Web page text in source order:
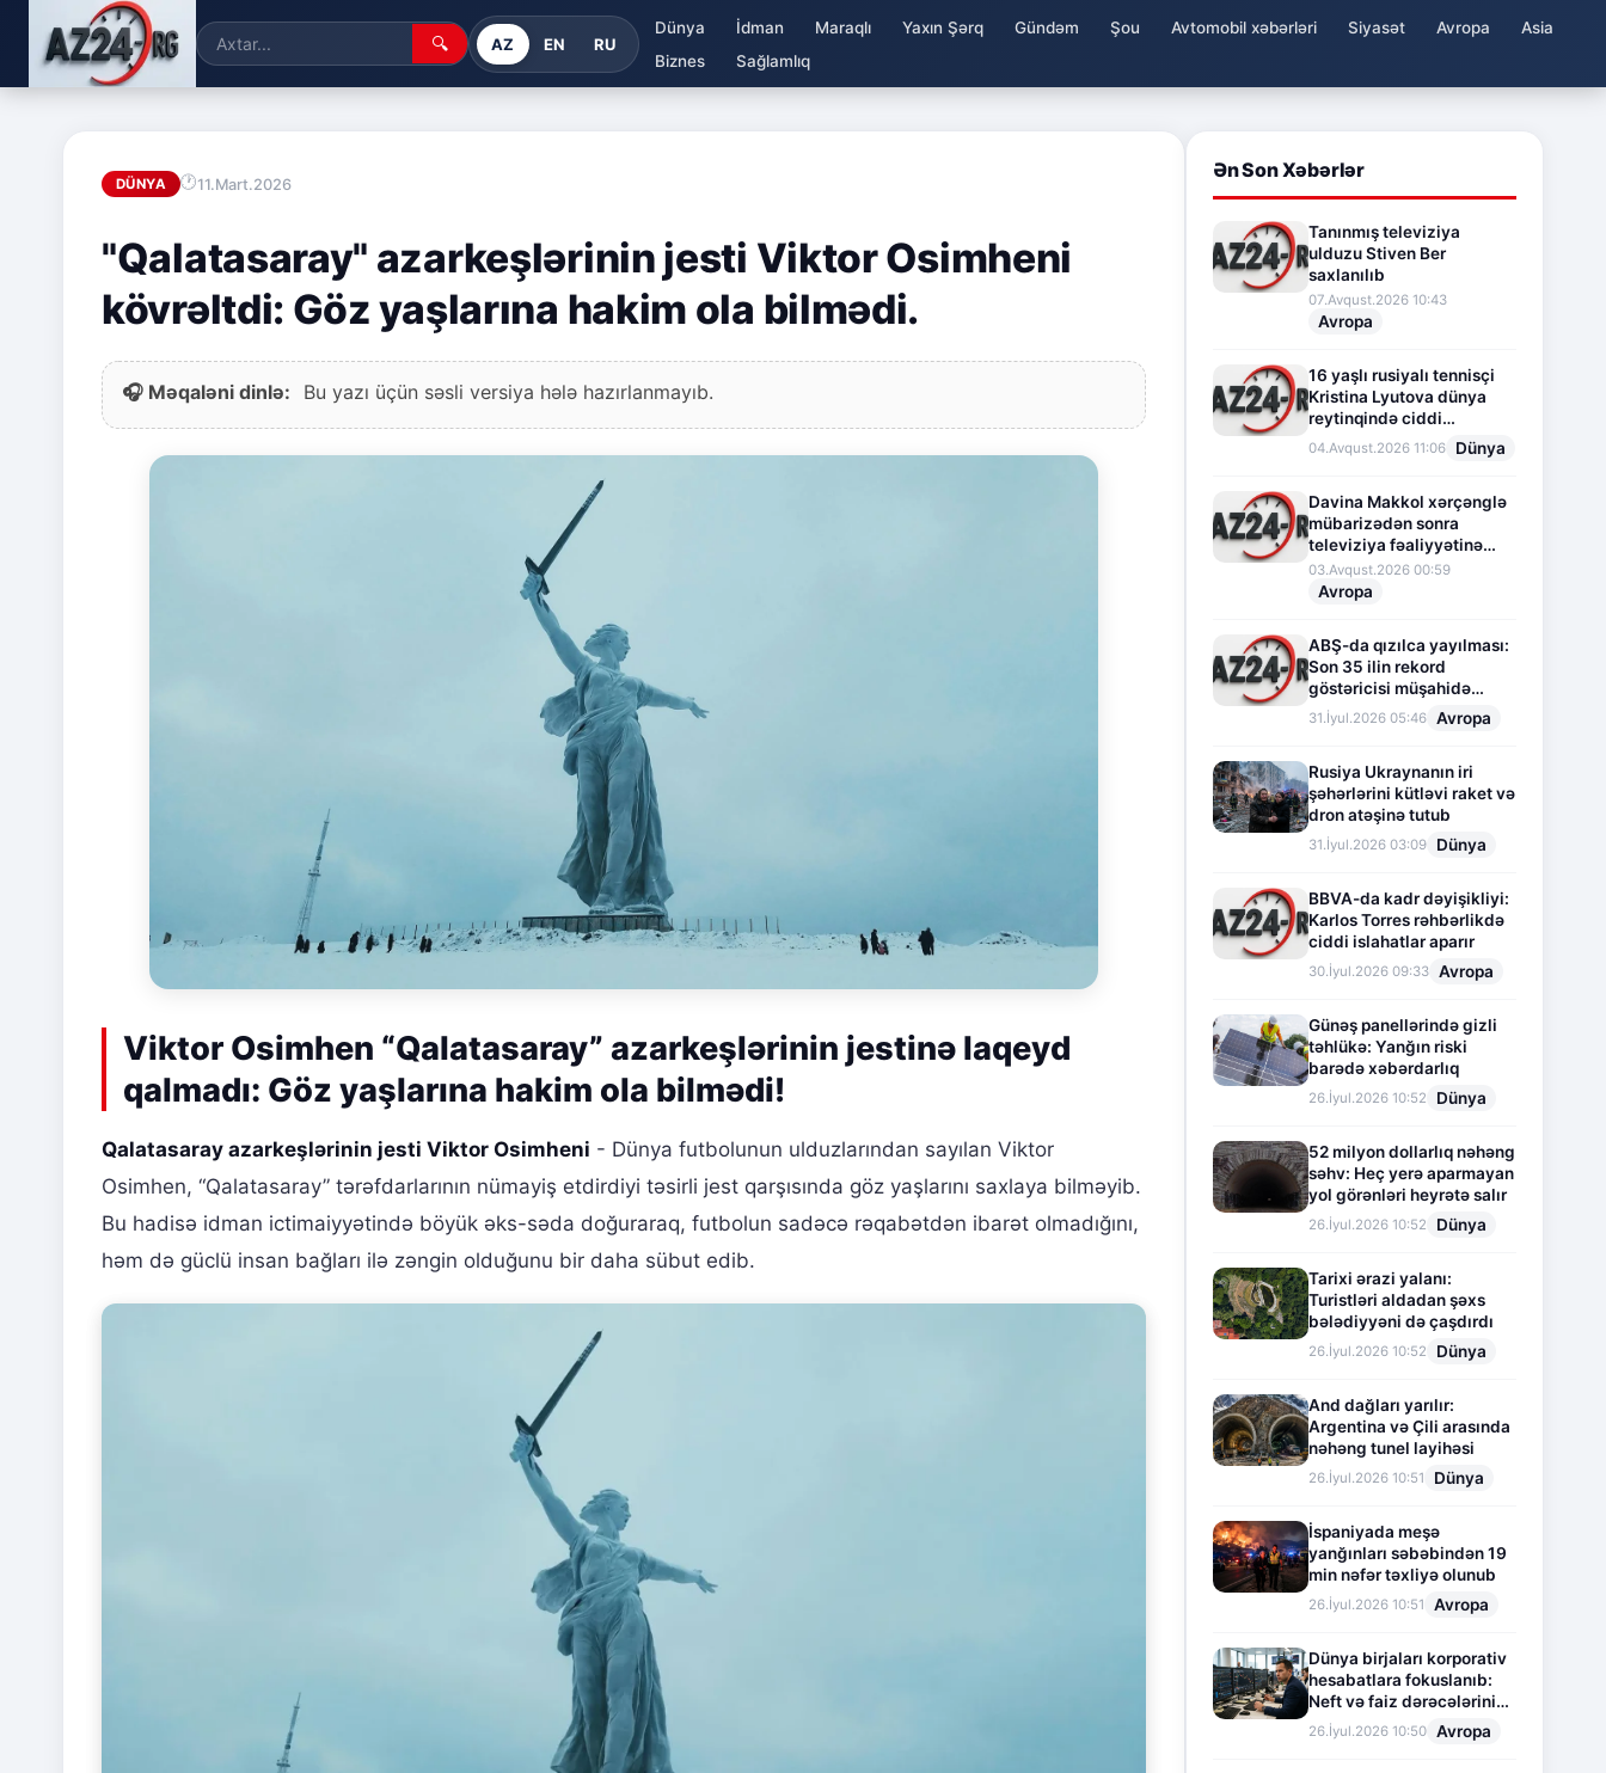
🔍 AZ EN RU
Dünya İdman Maraqlı Yaxın Şərq Gündəm Şou Avtomobil xəbərləri Siyasət Avropa
Asia
Biznes
Sağlamlıq
DÜNYA 11.Mart.2026
"Qalatasaray" azarkeşlərinin jesti Viktor Osimheni
kövrəltdi: Göz yaşlarına hakim ola bilmədi.
🎧 Məqaləni dinlə: Bu yazı üçün səsli versiya hələ hazırlanmayıb.
Viktor Osimhen “Qalatasaray” azarkeşlərinin jestinə laqeyd
qalmadı: Göz yaşlarına hakim ola bilmədi!
Qalatasaray azarkeşlərinin jesti Viktor Osimheni - Dünya futbolunun ulduzlarından sayılan Viktor
Osimhen, “Qalatasaray” tərəfdarlarının nümayiş etdirdiyi təsirli jest qarşısında göz yaşlarını saxlaya bilməyib.
Bu hadisə idman ictimaiyyətində böyük əks-səda doğuraraq, futbolun sadəcə rəqabətdən ibarət olmadığını,
həm də güclü insan bağları ilə zəngin olduğunu bir daha sübut edib.
Ən Son Xəbərlər
Tanınmış televiziya
ulduzu Stiven Ber
saxlanılıb
07.Avqust.2026 10:43
Avropa
16 yaşlı rusiyalı tennisçi
Kristina Lyutova dünya
reytinqində ciddi
irəliləyişə imza atdı
04.Avqust.2026 11:06 Dünya
Davina Makkol xərçənglə
mübarizədən sonra
televiziya fəaliyyətinə
fasilə verir
03.Avqust.2026 00:59
Avropa
ABŞ-da qızılca yayılması:
Son 35 ilin rekord
göstəricisi müşahidə
olunur
31.İyul.2026 05:46 Avropa
Rusiya Ukraynanın iri
şəhərlərini kütləvi raket və
dron atəşinə tutub
31.İyul.2026 03:09 Dünya
BBVA-da kadr dəyişikliyi:
Karlos Torres rəhbərlikdə
ciddi islahatlar aparır
30.İyul.2026 09:33 Avropa
Günəş panellərində gizli
təhlükə: Yanğın riski
barədə xəbərdarlıq
26.İyul.2026 10:52 Dünya
52 milyon dollarlıq nəhəng
səhv: Heç yerə aparmayan
yol görənləri heyrətə salır
26.İyul.2026 10:52 Dünya
Tarixi ərazi yalanı:
Turistləri aldadan şəxs
bələdiyyəni də çaşdırdı
26.İyul.2026 10:52 Dünya
And dağları yarılır:
Argentina və Çili arasında
nəhəng tunel layihəsi
26.İyul.2026 10:51 Dünya
İspaniyada meşə
yanğınları səbəbindən 19
min nəfər təxliyə olunub
26.İyul.2026 10:51 Avropa
Dünya birjaları korporativ
hesabatlara fokuslanıb:
Neft və faiz dərəcələrinin
təsiri altında cari vəziyyət
26.İyul.2026 10:50 Avropa